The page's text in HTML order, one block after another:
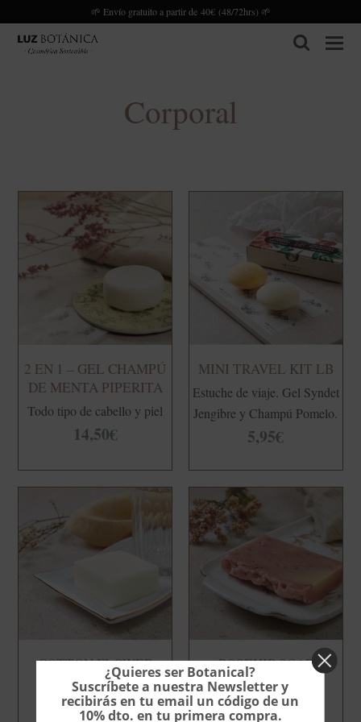
🌱 Envío gratuito a partir de 40€ (48/72hrs) 🌱
search
Corporal
2 EN 1 – GEL CHAMPÚ
DE MENTA PIPERITA
Todo tipo de cabello y piel
14,50€
MINI TRAVEL KIT LB
Estuche de viaje. Gel Syndet
Jengibre y Champú Pomelo.
5,95€
COTTON FLOWER
DEODORANT
All skin types
ROSEHIP SOAP
All skin types
11,90€
¿Quieres ser Botanical?
Suscríbete a nuestra Newsletter y
recibirás en tu email un código de un
10% dto. en tu primera compra.